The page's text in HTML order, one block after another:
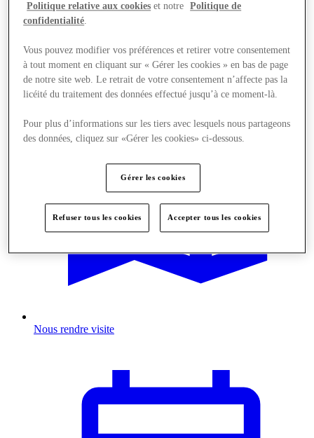
Nous rendre visite
Politique relative aux cookies et notre
Politique de
confidentialité.
Vous pouvez modifier vos préférences et retirer votre consentement
à tout moment en cliquant sur « Gérer les cookies » en bas de page
de notre site web. Le retrait de votre consentement n’affecte pas la
licéité du traitement des données effectué jusqu’à ce moment-là.
Pour plus d’informations sur les tiers avec lesquels nous partageons
des données, cliquez sur «Gérer les cookies» ci-dessous.
Gérer les cookies
Refuser tous les cookies Accepter tous les cookies